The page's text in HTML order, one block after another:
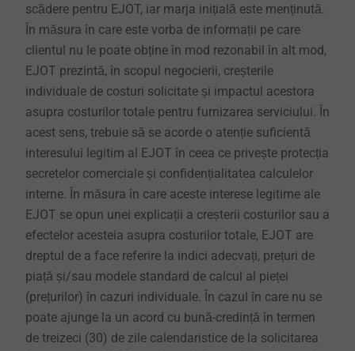
scădere pentru EJOT, iar marja inițială este menținută.
În măsura în care este vorba de informații pe care
clientul nu le poate obține în mod rezonabil în alt mod,
EJOT prezintă, în scopul negocierii, creșterile
individuale de costuri solicitate și impactul acestora
asupra costurilor totale pentru furnizarea serviciului. În
acest sens, trebuie să se acorde o atenție suficientă
interesului legitim al EJOT în ceea ce privește protecția
secretelor comerciale și confidențialitatea calculelor
interne. În măsura în care aceste interese legitime ale
EJOT se opun unei explicații a creșterii costurilor sau a
efectelor acesteia asupra costurilor totale, EJOT are
dreptul de a face referire la indici adecvați, prețuri de
piață și/sau modele standard de calcul al pieței
(prețurilor) în cazuri individuale. În cazul în care nu se
poate ajunge la un acord cu bună-credință în termen
de treizeci (30) de zile calendaristice de la solicitarea